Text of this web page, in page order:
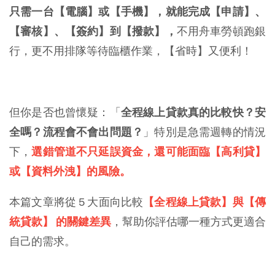
只需一台【電腦】或【手機】，就能完成【申請】、
【審核】、【簽約】到【撥款】， 不用舟車勞頓跑銀
行，更不用排隊等待臨櫃作業，【省時】又便利！
但你是否也曾懷疑：「 全程線上貸款真的比較快？安
全嗎？流程會不會出問題？ 」特別是急需週轉的情況
下，選錯管道不只延誤資金，還可能面臨【高利貸】
或【資料外洩】的風險。
本篇文章將從 5 大面向比較 【全程線上貸款】與【傳
統貸款】 的關鍵差異 ，幫助你評估哪一種方式更適合
自己的需求。